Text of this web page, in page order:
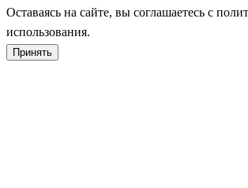
Оставаясь на сайте, вы соглашаетесь с
использования.
Принять